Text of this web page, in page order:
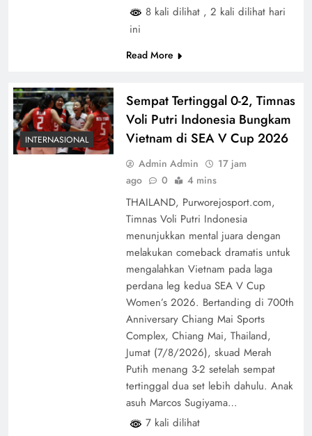
8 kali dilihat , 2 kali dilihat hari
ini
Read More
INTERNASIONAL
Sempat Tertinggal 0-2, Timnas
Voli Putri Indonesia Bungkam
Vietnam di SEA V Cup 2026
Admin Admin
17 jam
ago
0 4 mins
THAILAND, Purworejosport.com,
Timnas Voli Putri Indonesia
menunjukkan mental juara dengan
melakukan comeback dramatis untuk
mengalahkan Vietnam pada laga
perdana leg kedua SEA V Cup
Women’s 2026. Bertanding di 700th
Anniversary Chiang Mai Sports
Complex, Chiang Mai, Thailand,
Jumat (7/8/2026), skuad Merah
Putih menang 3-2 setelah sempat
tertinggal dua set lebih dahulu. Anak
asuh Marcos Sugiyama…
7 kali dilihat